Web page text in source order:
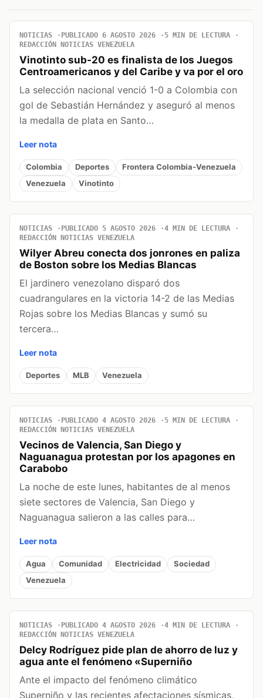
NOTICIAS PUBLICADO 6 AGOSTO 2026
5 MIN DE LECTURA
REDACCIÓN NOTICIAS VENEZUELA
Vinotinto sub-20 es finalista de los Juegos
Centroamericanos y del Caribe y va por el oro
La selección nacional venció 1-0 a Colombia con
gol de Sebastián Hernández y aseguró al menos
la medalla de plata en Santo…
Leer nota
Colombia Deportes
Frontera Colombia-Venezuela
Venezuela
Vinotinto
NOTICIAS PUBLICADO 5 AGOSTO 2026
4 MIN DE LECTURA
REDACCIÓN NOTICIAS VENEZUELA
Wilyer Abreu conecta dos jonrones en paliza
de Boston sobre los Medias Blancas
El jardinero venezolano disparó dos
cuadrangulares en la victoria 14-2 de las Medias
Rojas sobre los Medias Blancas y sumó su
tercera…
Leer nota
Deportes MLB Venezuela
NOTICIAS PUBLICADO 4 AGOSTO 2026
5 MIN DE LECTURA
REDACCIÓN NOTICIAS VENEZUELA
Vecinos de Valencia, San Diego y
Naguanagua protestan por los apagones en
Carabobo
La noche de este lunes, habitantes de al menos
siete sectores de Valencia, San Diego y
Naguanagua salieron a las calles para…
Leer nota
Agua Comunidad Electricidad
Sociedad
Venezuela
NOTICIAS PUBLICADO 4 AGOSTO 2026
4 MIN DE LECTURA
REDACCIÓN NOTICIAS VENEZUELA
Delcy Rodríguez pide plan de ahorro de luz y
agua ante el fenómeno «Superniño
Ante el impacto del fenómeno climático
Superniño y las recientes afectaciones sísmicas,